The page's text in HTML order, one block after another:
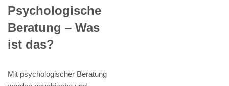
Psychologische
Beratung – Was
ist das?
Mit psychologischer Beratung